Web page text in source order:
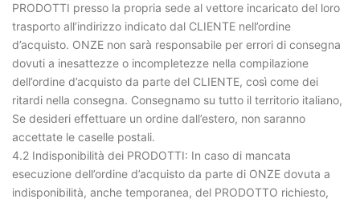
PRODOTTI presso la propria sede al vettore incaricato del loro
trasporto all’indirizzo indicato dal CLIENTE nell’ordine
d’acquisto. ONZE non sarà responsabile per errori di consegna
dovuti a inesattezze o incompletezze nella compilazione
dell’ordine d’acquisto da parte del CLIENTE, così come dei
ritardi nella consegna. Consegnamo su tutto il territorio italiano,
Se desideri effettuare un ordine dall’estero, non saranno
accettate le caselle postali.
4.2 Indisponibilità dei PRODOTTI: In caso di mancata
esecuzione dell’ordine d’acquisto da parte di ONZE dovuta a
indisponibilità, anche temporanea, del PRODOTTO richiesto,